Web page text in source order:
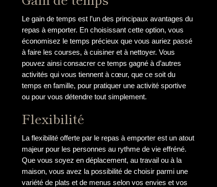
Le gain de temps est l’un des principaux avantages du
repas à emporter. En choisissant cette option, vous
économisez le temps précieux que vous auriez passé
à faire les courses, à cuisiner et à nettoyer. Vous
pouvez ainsi consacrer ce temps gagné à d’autres
activités qui vous tiennent à cœur, que ce soit du
temps en famille, pour pratiquer une activité sportive
ou pour vous détendre tout simplement.
Flexibilité
La flexibilité offerte par le repas à emporter est un atout
majeur pour les personnes au rythme de vie effréné.
Que vous soyez en déplacement, au travail ou à la
maison, vous avez la possibilité de choisir parmi une
variété de plats et de menus selon vos envies et vos